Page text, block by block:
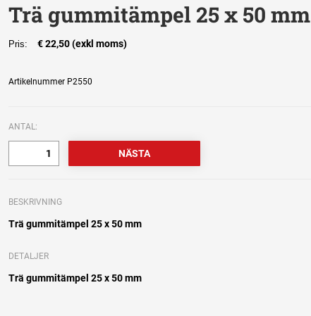
Trä gummitämpel 25 x 50 mm
Pris: € 22,50 (exkl moms)
Artikelnummer P2550
ANTAL:
BESKRIVNING
Trä gummitämpel 25 x 50 mm
DETALJER
Trä gummitämpel 25 x 50 mm